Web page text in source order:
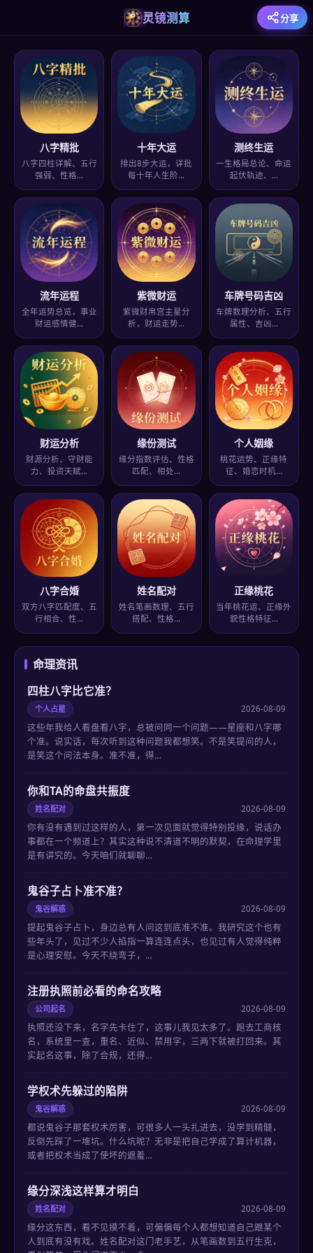
灵镜测算 分享
八字精批
八字四柱详解、五行
强弱、性格…
十年大运
排出8步大运，详批
每十年人生阶…
测终生运
一生格局总论、命运
起伏轨迹、…
流年运程
全年运势总览，事业
财运感情健…
紫微财运
紫微财帛宫主星分
析，财运走势…
车牌号码吉凶
车牌数理分析、五行
属性、吉凶…
财运分析
财源分析、守财能
力、投资天赋…
缘份测试
缘分指数评估、性格
匹配、相处…
个人姻缘
桃花运势、正缘特
征、婚恋时机…
八字合婚
双方八字匹配度、五
行相合、性…
姓名配对
姓名笔画数理、五行
搭配、性格…
正缘桃花
当年桃花运、正缘外
貌性格特征…
命理资讯
四柱八字比它准？
个人占星 2026-08-09
这些年我给人看盘看八字，总被问同一个问题——星座和八字哪
个准。说实话，每次听到这种问题我都想笑。不是笑提问的人，
是笑这个问法本身。准不准，得…
你和TA的命盘共振度
姓名配对 2026-08-09
你有没有遇到过这样的人，第一次见面就觉得特别投缘，说话办
事都在一个频道上？其实这种说不清道不明的默契，在命理学里
是有讲究的。今天咱们就聊聊…
鬼谷子占卜准不准？
鬼谷解惑 2026-08-09
提起鬼谷子占卜，身边总有人问这到底准不准。我研究这个也有
些年头了，见过不少人掐指一算连连点头，也见过有人觉得纯粹
是心理安慰。今天不绕弯子，…
注册执照前必看的命名攻略
公司起名 2026-08-09
执照还没下来，名字先卡住了，这事儿我见太多了。跑去工商核
名，系统里一查，重名、近似、禁用字，三两下就被打回来。其
实起名这事，除了合规，还得…
学权术先躲过的陷阱
鬼谷解惑 2026-08-09
都说鬼谷子那套权术厉害，可很多人一头扎进去，没学到精髓，
反倒先踩了一堆坑。什么坑呢？无非是把自己学成了算计机器，
或者把权术当成了使坏的遮羞…
缘分深浅这样算才明白
姓名配对 2026-08-09
缘分这东西，看不见摸不着，可偏偏每个人都想知道自己跟某个
人到底有没有戏。姓名配对这门老手艺，从笔画数到五行生克，